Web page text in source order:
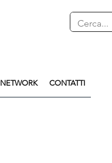
NETWORK CONTATTI